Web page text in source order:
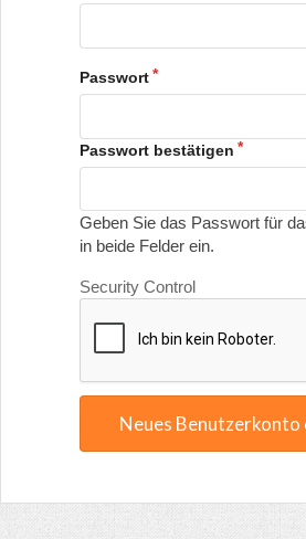
Passwort
Passwort bestätigen
Geben Sie das Passwort für
in beide Felder ein.
Security Control